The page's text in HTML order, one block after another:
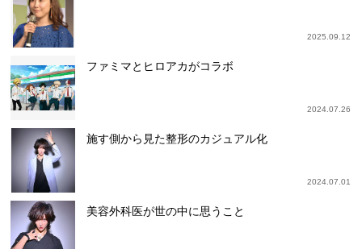
2025.09.12
ファミマとヒロアカがコラボ
2024.07.26
施す側から見た整形のカジュアル化
2024.07.01
美容外科医が世の中に思うこと